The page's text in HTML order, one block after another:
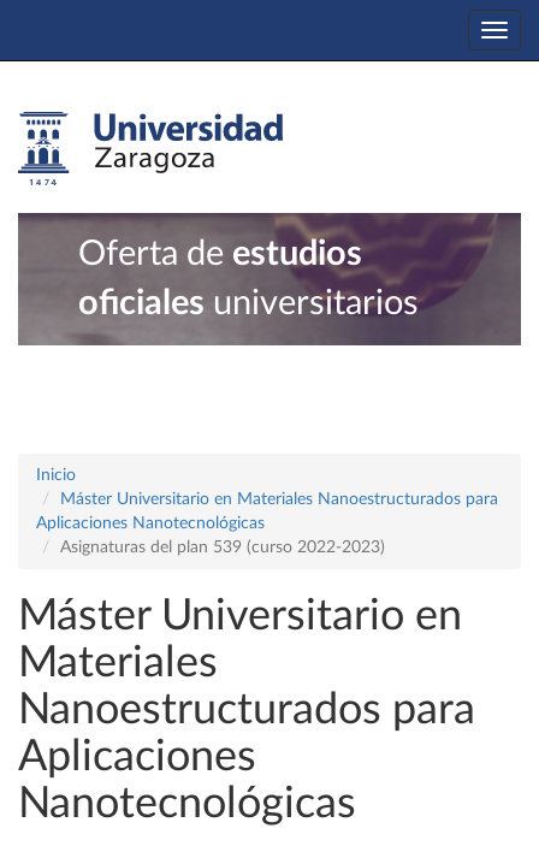
Oferta de estudios
oficiales universitarios
Inicio
Máster Universitario en Materiales Nanoestructurados para
Aplicaciones Nanotecnológicas
Asignaturas del plan 539 (curso 2022-2023)
Máster Universitario en
Materiales
Nanoestructurados para
Aplicaciones
Nanotecnológicas